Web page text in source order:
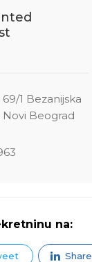
1 Bezanijska
Novi Beograd
na:
Share